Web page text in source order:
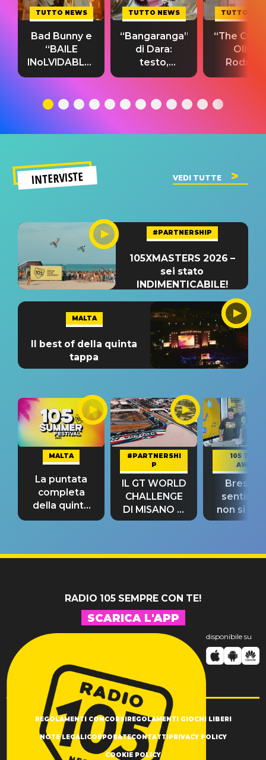
TUTTO NEWS
Bad Bunny e
“BAILE
INoLVIDABLE”:
testo,
significato
TUTTO NEWS
“Bangaranga”
di Dara:
testo,
traduzione e
del singolo
TUTTO
“The
Olivia
testo,
INTERVISTE VEDI TUTTE
#PARTNERSHIP
105XMASTERS 2026 –
sei stato
INDIMENTICABILE!
MALTA
Il best of della quinta
tappa
MALTA
La puntata
completa
della quinta
tappa
#PARTNERSHI
P
IL GT WORLD
CHALLENGE
DI MISANO si
riconferma
105 TAKE
AWAY
Bresh:
non si
fino alla
RADIO 105 SEMPRE CON TE!
SCARICA L'APP
disponibile su
REGOLAMENTI CONCORSIREGOLAMENTI GIOCHI LIBERI
NOTE LEGALICORPORATECONTATTIPRIVACY POLICY
COOKIE POLICY